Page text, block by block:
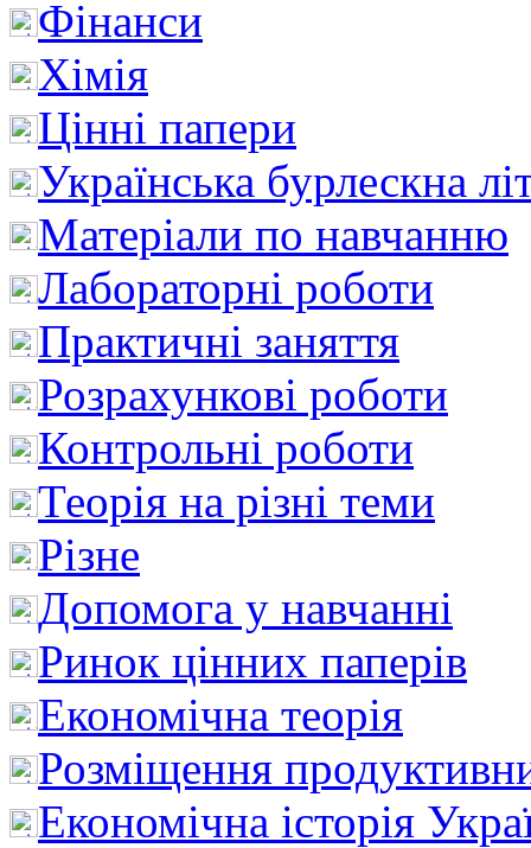
Фінанси
Хімія
Цінні папери
Українська бурлескна
Матеріали по навчанню
Лабораторні роботи
Практичні заняття
Розрахункові роботи
Контрольні роботи
Теорія на різні теми
Різне
Допомога у навчанні
Ринок цінних паперів
Економічна теорія
Розміщення
Економічна історія